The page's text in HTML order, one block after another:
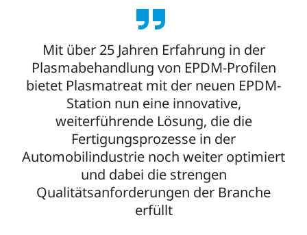
Mit über 25 Jahren Erfahrung in der
Plasmabehandlung von EPDM-Profilen
bietet Plasmatreat mit der neuen EPDM-
Station nun eine innovative,
weiterführende Lösung, die die
Fertigungsprozesse in der
Automobilindustrie noch weiter optimiert
und dabei die strengen
Qualitätsanforderungen der Branche
erfüllt